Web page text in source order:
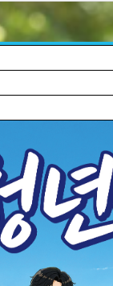
채용정보
인재정보